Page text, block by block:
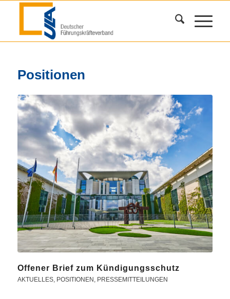
Positionen
Offener Brief zum Kündigungsschutz
AKTUELLES, POSITIONEN PRESSEMITTEILUNGEN